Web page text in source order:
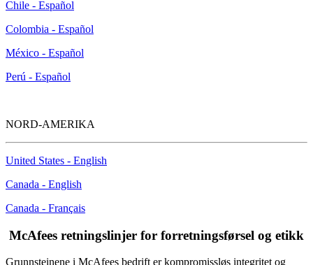
Chile - Español
Colombia - Español
México - Español
Perú - Español
NORD-AMERIKA
United States - English
Canada - English
Canada - Français
McAfees retningslinjer for forretningsførsel og etikk
Grunnsteinene i McAfees bedrift er kompromissløs integritet og